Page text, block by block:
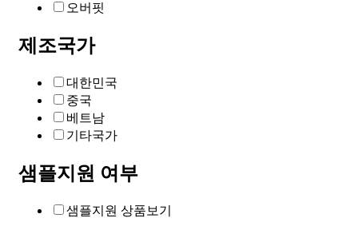
오버핏
제조국가
대한민국
중국
베트남
기타국가
샘플지원 여부
샘플지원 상품보기